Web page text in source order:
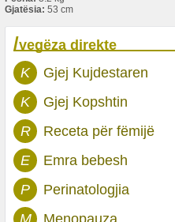
Gjatësia: 53 cm
/vegëza direkte
K
Gjej Kujdestaren
K
Gjej Kopshtin
R
Receta për fëmijë
E
Emra bebesh
P
Perinatologjia
M
Menopauza